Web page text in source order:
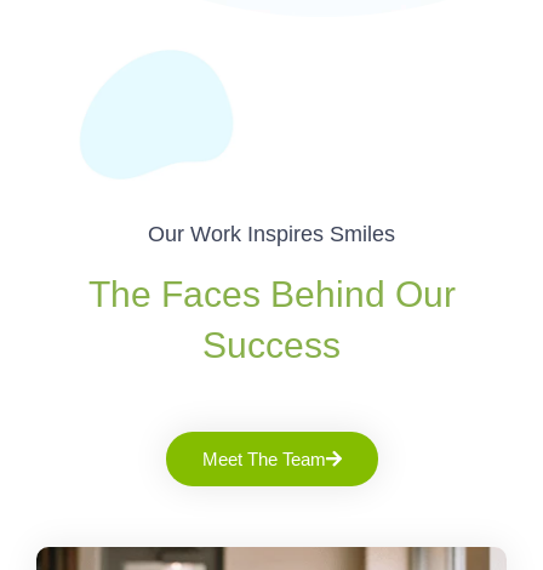
Our Work Inspires Smiles
The Faces Behind Our
Success
Meet The Team